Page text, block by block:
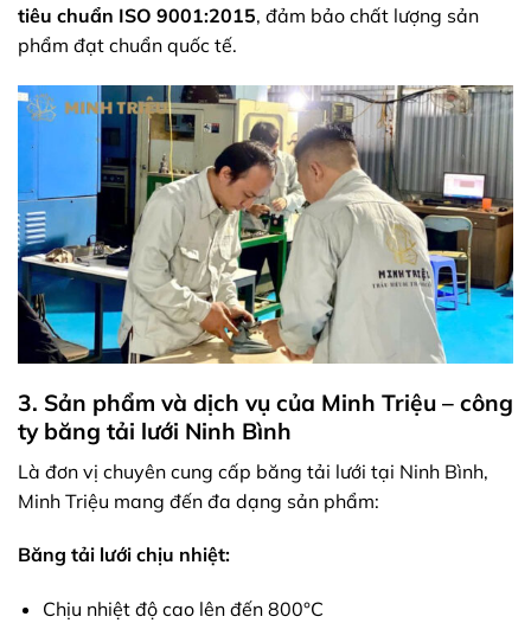
tiêu chuẩn ISO 9001:2015, đảm bảo chất lượng sản
phẩm đạt chuẩn quốc tế.
3. Sản phẩm và dịch vụ của Minh Triệu – công
ty băng tải lưới Ninh Bình
Là đơn vị chuyên cung cấp băng tải lưới tại Ninh Bình,
Minh Triệu mang đến đa dạng sản phẩm:
Băng tải lưới chịu nhiệt:
Chịu nhiệt độ cao lên đến 800°C